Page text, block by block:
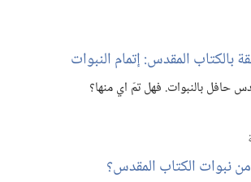
بالكتاب المقدس:‏ إتمام النبوات
حافل بالنبوات.‏ فهل تمّ اي منها؟‏
نبوات الكتاب المقدس؟‏